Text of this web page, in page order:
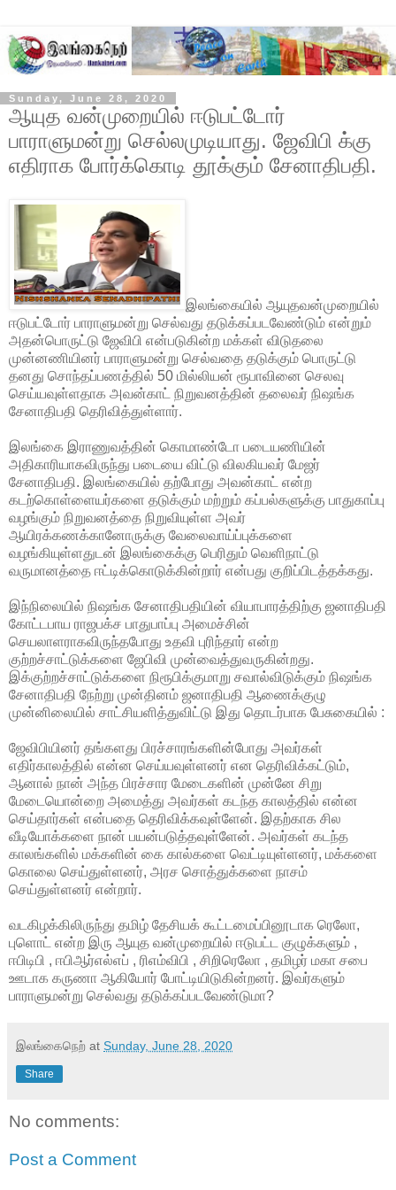
Sunday, June 28, 2020
ஆயுத வன்முறையில் ஈடுபட்டோர்
பாராளுமன்று செல்லமுடியாது. ஜேவிபி க்கு
எதிராக போர்க்கொடி தூக்கும் சேனாதிபதி.
இலங்கையில் ஆயுதவன்முறையில்
ஈடுபட்டோர் பாராளுமன்று செல்வது தடுக்கப்படவேண்டும் என்றும்
அதன்பொருட்டு ஜேவிபி என்படுகின்ற மக்கள் விடுதலை
முன்னணியினர் பாராளுமன்று செல்வதை தடுக்கும் பொருட்டு
தனது சொந்தப்பணத்தில் 50 மில்லியன் ரூபாவினை செலவு
செய்யவுள்ளதாக அவன்காட் நிறுவனத்தின் தலைவர் நிஷங்க
சேனாதிபதி தெரிவித்துள்ளார்.
இலங்கை இராணுவத்தின் கொமாண்டோ படையணியின்
அதிகாரியாகவிருந்து படையை விட்டு விலகியவர் மேஜர்
சேனாதிபதி. இலங்கையில் தற்போது அவன்காட் என்ற
கடற்கொள்ளையர்களை தடுக்கும் மற்றும் கப்பல்களுக்கு பாதுகாப்பு
வழங்கும் நிறுவனத்தை நிறுவியுள்ள அவர்
ஆயிரக்கணக்கானோருக்கு வேலைவாய்ப்புக்களை
வழங்கியுள்ளதுடன் இலங்கைக்கு பெரிதும் வெளிநாட்டு
வருமானத்தை ஈட்டிக்கொடுக்கின்றார் என்பது குறிப்பிடத்தக்கது.
இந்நிலையில் நிஷங்க சேனாதிபதியின் வியாபாரத்திற்கு ஜனாதிபதி
கோட்டபாய ராஜபக்ச பாதுபாப்பு அமைச்சின்
செயலாளராகவிருந்தபோது உதவி புரிந்தார் என்ற
குற்றச்சாட்டுக்களை ஜேபிவி முன்வைத்துவருகின்றது.
இக்குற்றச்சாட்டுக்களை நிரூபிக்குமாறு சவால்விடுக்கும் நிஷங்க
சேனாதிபதி நேற்று முன்தினம் ஜனாதிபதி ஆணைக்குழு
முன்னிலையில் சாட்சியளித்துவிட்டு இது தொடர்பாக பேசுகையில் :
ஜேவிபியினர் தங்களது பிரச்சாரங்களின்போது அவர்கள்
எதிர்காலத்தில் என்ன செய்யவுள்ளனர் என தெரிவிக்கட்டும்,
ஆனால் நான் அந்த பிரச்சார மேடைகளின் முன்னே சிறு
மேடையொன்றை அமைத்து அவர்கள் கடந்த காலத்தில் என்ன
செய்தார்கள் என்பதை தெரிவிக்கவுள்ளேன். இதற்காக சில
வீடியோக்களை நான் பயன்படுத்தவுள்ளேன். அவர்கள் கடந்த
காலங்களில் மக்களின் கை கால்களை வெட்டியுள்ளனர், மக்களை
கொலை செய்துள்ளனர், அரச சொத்துக்களை நாசம்
செய்துள்ளனர் என்றார்.
வடகிழக்கிலிருந்து தமிழ் தேசியக் கூட்டமைப்பினூடாக ரெலோ,
புளொட் என்ற இரு ஆயுத வன்முறையில் ஈடுபட்ட குழுக்களும் ,
ஈபிடிபி , ஈபிஆர்எல்எப் , ரிஎம்விபி , சிறிரெலோ , தமிழர் மகா சபை
ஊடாக கருணா ஆகியோர் போட்டியிடுகின்றனர். இவர்களும்
பாராளுமன்று செல்வது தடுக்கப்படவேண்டுமா?
இலங்கைநெற் at Sunday, June 28, 2020
Share
No comments:
Post a Comment